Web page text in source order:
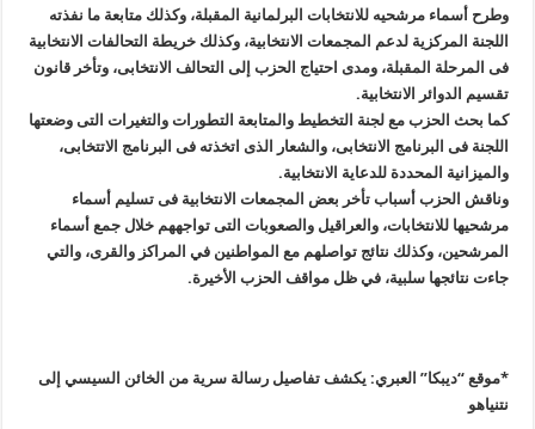
وطرح أسماء مرشحيه للانتخابات البرلمانية المقبلة، وكذلك متابعة ما نفذته
اللجنة المركزية لدعم المجمعات الانتخابية، وكذلك خريطة التحالفات الانتخابية
فى المرحلة المقبلة، ومدى احتياج الحزب إلى التحالف الانتخابى، وتأخر قانون
تقسيم الدوائر الانتخابية.
كما بحث الحزب مع لجنة التخطيط والمتابعة التطورات والتغيرات التى وضعتها
اللجنة فى البرنامج الانتخابى، والشعار الذى اتخذته فى البرنامج الاتتخابى،
والميزانية المحددة للدعاية الانتخابية.
وناقش الحزب أسباب تأخر بعض المجمعات الانتخابية فى تسليم أسماء
مرشحيها للانتخابات، والعراقيل والصعوبات التى تواجههم خلال جمع أسماء
المرشحين، وكذلك نتائج تواصلهم مع المواطنين في المراكز والقرى، والتي
جاءت نتائجها سلبية، في ظل مواقف الحزب الأخيرة.
*موقع “ديبكا” العبري: يكشف تفاصيل رسالة سرية من الخائن السيسي إلى
نتنياهو